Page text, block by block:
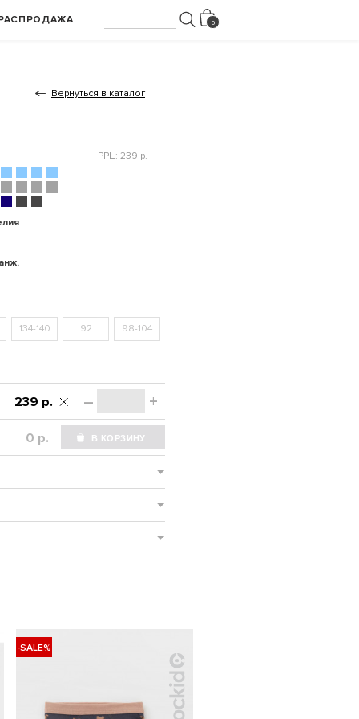
Вернуться в каталог
РРЦ: 239 р.
134-140 92 98-104
– +
239 р.
р.
-SALE%